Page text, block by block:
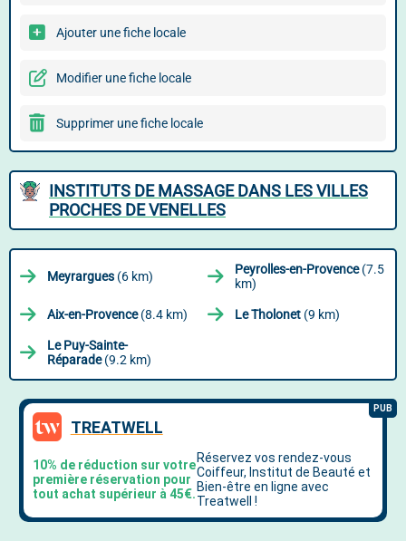
Ajouter une fiche locale
Modifier une fiche locale
Supprimer une fiche locale
INSTITUTS DE MASSAGE DANS LES VILLES
PROCHES DE VENELLES
Meyrargues (6 km) Peyrolles-en-Provence(7.5
km)
Aix-en-Provence(8.4 km) Le Tholonet (9 km)
Le Puy-Sainte-
Réparade(9.2 km)